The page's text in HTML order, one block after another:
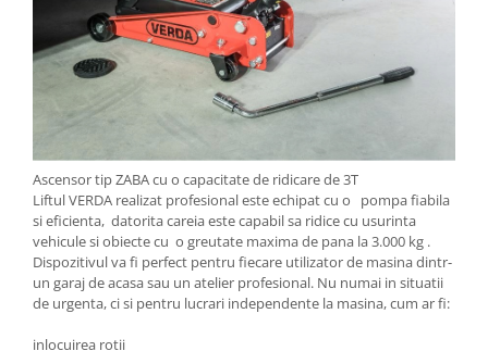
Ascensor tip ZABA cu o capacitate de ridicare de 3T
Liftul VERDA realizat profesional este echipat cu o pompa fiabila
si eficienta, datorita careia este capabil sa ridice cu usurinta
vehicule si obiecte cu o greutate maxima de pana la 3.000 kg .
Dispozitivul va fi perfect pentru fiecare utilizator de masina dintr-
un garaj de acasa sau un atelier profesional. Nu numai in situatii
de urgenta, ci si pentru lucrari independente la masina, cum ar fi:
inlocuirea rotii